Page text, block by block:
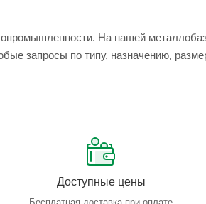
На нашей
запросы по типу, назначению,
Доступные цены